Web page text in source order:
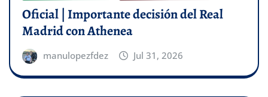
Oficial | Importante decisión del Real
Madrid con Athenea
manulopezfdez Jul 31, 2026